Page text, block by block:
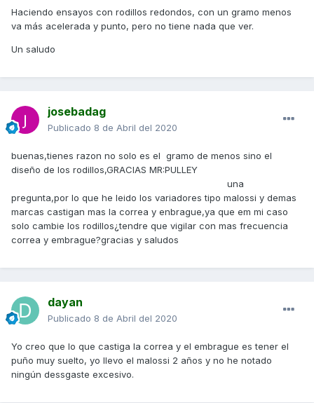
Haciendo ensayos con rodillos redondos, con un gramo menos
va más acelerada y punto, pero no tiene nada que ver.
Un saludo
josebadag
Publicado 8 de Abril del 2020
buenas,tienes razon no solo es el gramo de menos sino el
diseño de los rodillos,GRACIAS MR:PULLEY
una
pregunta,por lo que he leido los variadores tipo malossi y demas
marcas castigan mas la correa y enbrague,ya que em mi caso
solo cambie los rodillos¿tendre que vigilar con mas frecuencia
correa y embrague?gracias y saludos
dayan
Publicado 8 de Abril del 2020
Yo creo que lo que castiga la correa y el embrague es tener el
puño muy suelto, yo llevo el malossi 2 años y no he notado
ningún dessgaste excesivo.